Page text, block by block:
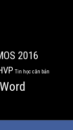
2016
Tin học căn bản
Word